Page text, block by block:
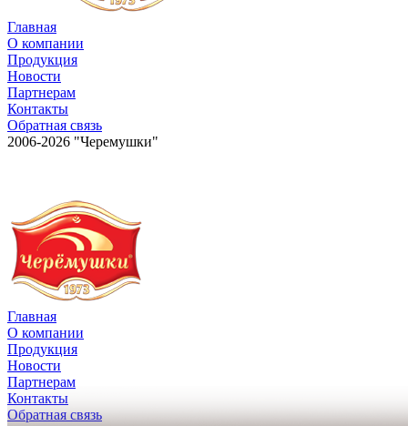
Главная
О компании
Продукция
Новости
Партнерам
Контакты
Обратная связь
2006-2026 "Черемушки"
Главная
О компании
Продукция
Новости
Партнерам
Контакты
Обратная связь